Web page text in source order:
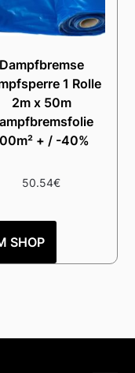
Dampfbremse
1 Rolle
2m x 50m
+ / -40%
50.54€
SHOP